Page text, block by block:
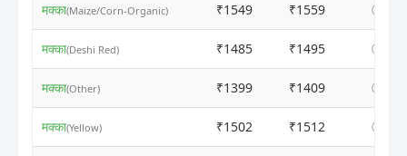
मक्का(Maize/Corn-Organic) ₹1549 ₹1559 ⓘ
मक्का(Deshi Red) ₹1485 ₹1495 ⓘ
मक्का(Other) ₹1399 ₹1409 ⓘ
मक्का(Yellow) ₹1502 ₹1512 ⓘ